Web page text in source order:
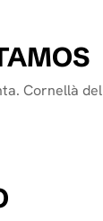
Cornellà del